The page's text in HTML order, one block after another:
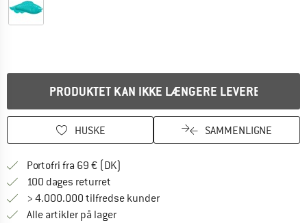
PRODUKTET KAN IKKE LÆNGERE LEVERES
HUSKE SAMMENLIGNE
Portofri fra 69 € (DK)
100 dages returret
> 4.000.000 tilfredse kunder
Alle artikler på lager